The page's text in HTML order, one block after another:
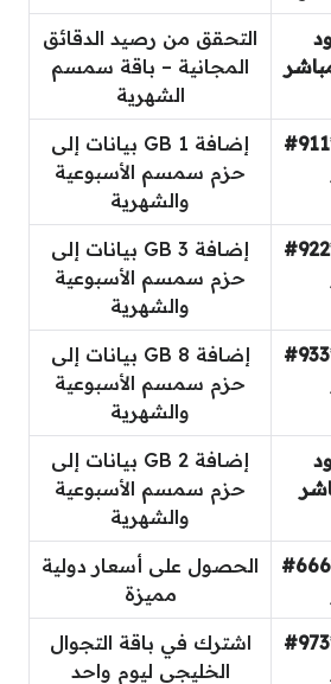
التحقق من رصيد الدقائق
المجانية – باقة سمسم
الشهرية
الاتصال على الكود *911#
إضافة 1 GB بيانات إلى
حزم سمسم الأسبوعية
والشهرية
الاتصال على الكود *922#
إضافة 3 GB بيانات إلى
حزم سمسم الأسبوعية
والشهرية
الاتصال على الكود *933#
إضافة 8 GB بيانات إلى
حزم سمسم الأسبوعية
والشهرية
إضافة 2 GB بيانات إلى
حزم سمسم الأسبوعية
والشهرية
الاتصال على الكود *666#
الحصول على أسعار دولية
مميزة
الاتصال على الكود *973#
اشترك في باقة التجوال
الخليجي ليوم واحد